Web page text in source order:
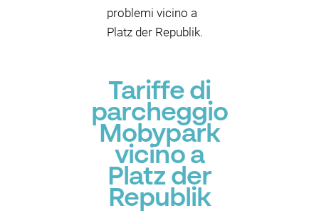
problemi vicino a
Platz der Republik.
Tariffe di
parcheggio
Mobypark
vicino a
Platz der
Republik